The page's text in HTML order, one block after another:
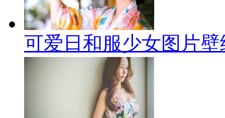
可爱日和服少女图片壁